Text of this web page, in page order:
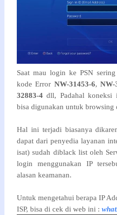
Saat mau login ke PSN
kode Error NW-31453-6,NW-
32883-4dll, Padahal koneksi
bisa digunakan untuk browsing
Hal ini terjadi biasanya
dapat dari penyedia layanan
isat) sudah diblack list oleh
login menggunakan IP
alasan keamanan.
Untuk mengetahui berapa IP
ISP, bisa di cek di web ini :